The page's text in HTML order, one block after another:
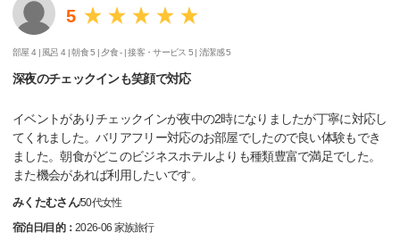
5
部屋 4 | 風呂 4 |朝食 5 | 夕食 - |接客・サービス 5 |清潔感 5
深夜のチェックインも笑顔で対応
イベントがありチェックインが夜中の2時になりましたが丁寧に対応し
てくれました。バリアフリー対応のお部屋でしたので良い体験もでき
ました。朝食がどこのビジネスホテルよりも種類豊富で満足でした。
また機会があれば利用したいです。
みくたむさん/50代女性
宿泊日/目的：2026-06 家族旅行